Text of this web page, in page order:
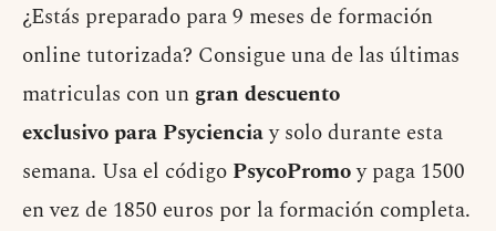
¿Estás preparado para 9 meses de formación
online tutorizada? Consigue una de las últimas
matriculas con un gran descuento
exclusivo para Psycienciay solo durante esta
semana. Usa el código PsycoPromoy paga 1500
en vez de 1850 euros por la formación completa.